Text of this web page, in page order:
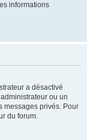
informations
a désactivé
ou un
messages privés. Pour
du forum.